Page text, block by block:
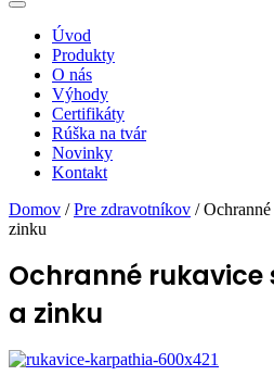
Úvod
Produkty
O nás
Výhody
Certifikáty
Rúška na tvár
Novinky
Kontakt
Domov /Pre zdravotníkov /
zinku
Ochranné rukavice
a zinku